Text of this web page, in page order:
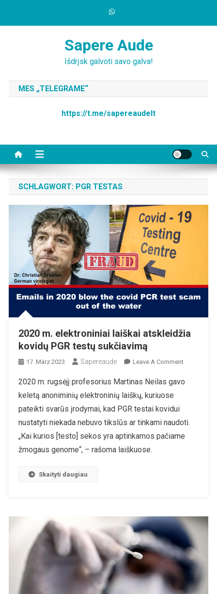
Sapere Aude
Išdrįsk galvoti savo galva!
MES „TELEGRAME“
https://t.me/sapereaudelt
SCHLAGWORT: PGR TESTAS
2020 m. elektroniniai laiškai atskleidžia
kovidų PGR testų sukčiavimą
17. März 2023 Sapereaude Leave A CommentOn
M.
PGR
2020 m. rugsėjį profesorius Martinas Neilas gavo
keletą anoniminių elektroninių laiškų, kuriuose
pateikti svarūs įrodymai, kad PGR testai kovidui
nustatyti niekada nebuvo tikslūs ar tinkami naudoti.
„Kai kurios [testo] sekos yra aptinkamos pačiame
žmogaus genome“, – rašoma laiškuose.
Skaityti daugiau